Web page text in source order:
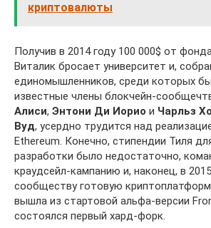
криптовалюты
Получив в 2014 году 100 000$ от
Виталик бросает университет и,
единомышленников, среди которых
известные члены блокчейн-
Алиси, Энтони Ди Иорио и Чарльз
Вуд, усердно трудится над
Ethereum. Конечно, стипендии Тиля
разработки было недостаточно,
краудсейл-кампанию и, наконец, в
сообществу готовую
вышла из стартовой альфа-версии
состоялся первый хард-форк.